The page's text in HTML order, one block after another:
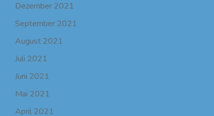
Dezember 2021
September 2021
August 2021
Juli 2021
Juni 2021
Mai 2021
April 2021